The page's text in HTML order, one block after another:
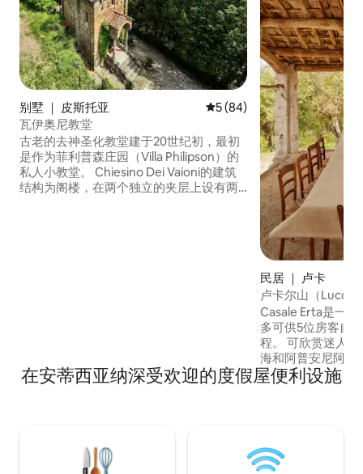
别墅 ｜ 皮斯托亚 平均评分 5 分（满分 5 分）
5 (84)
瓦伊奥尼教堂
古老的去神圣化教堂建于20世纪初，最初
是作为菲利普森庄园（Villa Philipson）的
私人小教堂。 Chiesino Dei Vaioni的建筑
结构为阁楼，在两个独立的夹层上设有两
民居 ｜ 卢卡
卢卡尔山（Luccal
花园
Casale Erta是一
多可供5位房客自
程。 可欣赏迷人的乡村风光、卢卡市、大
海和阿普安尼阿尔
Apuane）。 非常适合那些寻求简单住
宿，沉浸在大自然
逐步将他们的愿景
他区域注入新的生
在安蒂西亚纳深受欢迎的度假屋便利设施